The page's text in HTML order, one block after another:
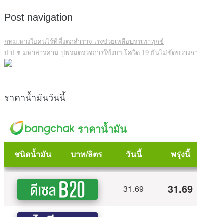
Post navigation
กทม.ห่วงใยคนไร้ที่พึ่งตกสำรวจ เร่งช่วยเหลือบรรเทาทุกข์
ป.ป.ช.มหาสารคาม ปูพรมตรวจการใช้งบฯ โควิด-19 ยันไม่ขัดขวาง
ราคาน้ำมันวันนี้